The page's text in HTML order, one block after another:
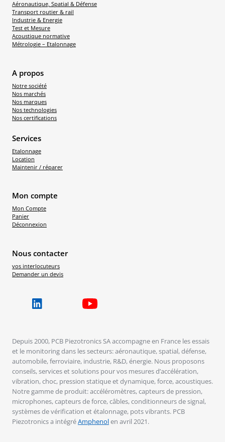
Aéronautique, Spatial & Défense
Transport routier & rail
Industrie & Energie
Test et Mesure
Acoustique normative
Métrologie – Etalonnage
A propos
Notre société
Nos marchés
Nos marques
Nos technologies
Nos certifications
Services
Etalonnage
Location
Maintenir / réparer
Mon compte
Mon Compte
Panier
Déconnexion
Nous contacter
vos interlocuteurs
Demander un devis
Depuis 2000, PCB Piezotronics SA accompagne en France les essais
et le monitoring dans les secteurs: aéronautique, spatial, défense,
automobile, ferroviaire, industrie, R&D, énergie. Nous proposons
conseils, services et solutions pour vos mesures d’accélération,
vibration, choc, pression statique et dynamique, force, acoustiques.
Notre gamme de produit: accéléromètres, capteurs de pression,
microphones, capteurs de force, câbles, conditionneurs de signal,
systèmes de vérification et étalonnage, pots vibrants. PCB
Piezotronics a intégréAmphenolen avril 2021.